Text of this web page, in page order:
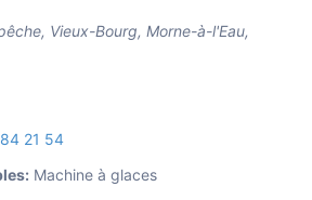
Vieux-Bourg, Morne-à-l'Eau,
21 54
Machine à glaces